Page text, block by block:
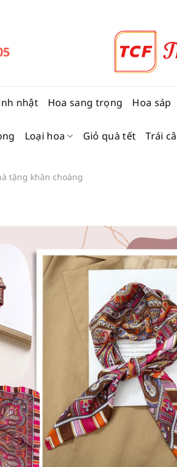
nhật Hoa sang trọng Hoa sáp
Loại hoa Giỏ quà tết Trái
tặng khăn choàng